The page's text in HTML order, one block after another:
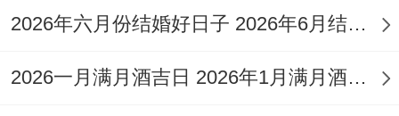
农历：二零二六年六月廿三 属马
2026年六月份结婚好日子 2026年6月结婚好吗
2026一月满月酒吉日 2026年1月满月酒吉日